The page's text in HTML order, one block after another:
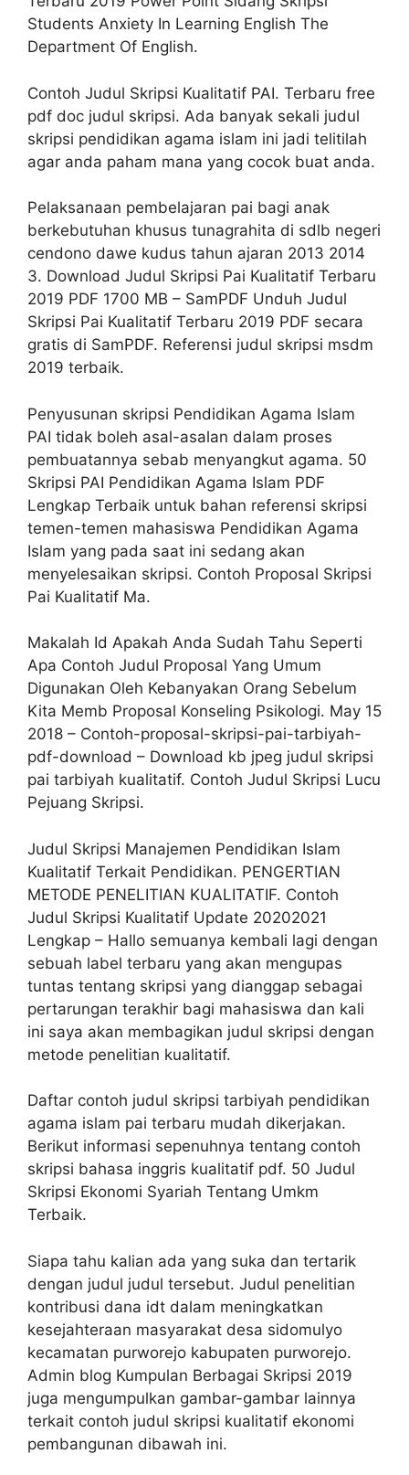
Students Anxiety In Learning English The
Department Of English.
Contoh Judul Skripsi Kualitatif PAI. Terbaru free
pdf doc judul skripsi. Ada banyak sekali judul
skripsi pendidikan agama islam ini jadi telitilah
agar anda paham mana yang cocok buat anda.
Pelaksanaan pembelajaran pai bagi anak
berkebutuhan khusus tunagrahita di sdlb negeri
cendono dawe kudus tahun ajaran 2013 2014
3. Download Judul Skripsi Pai Kualitatif Terbaru
2019 PDF 1700 MB – SamPDF Unduh Judul
Skripsi Pai Kualitatif Terbaru 2019 PDF secara
gratis di SamPDF. Referensi judul skripsi msdm
2019 terbaik.
Penyusunan skripsi Pendidikan Agama Islam
PAI tidak boleh asal-asalan dalam proses
pembuatannya sebab menyangkut agama. 50
Skripsi PAI Pendidikan Agama Islam PDF
Lengkap Terbaik untuk bahan referensi skripsi
temen-temen mahasiswa Pendidikan Agama
Islam yang pada saat ini sedang akan
menyelesaikan skripsi. Contoh Proposal Skripsi
Pai Kualitatif Ma.
Makalah Id Apakah Anda Sudah Tahu Seperti
Apa Contoh Judul Proposal Yang Umum
Digunakan Oleh Kebanyakan Orang Sebelum
Kita Memb Proposal Konseling Psikologi. May 15
2018 – Contoh-proposal-skripsi-pai-tarbiyah-
pdf-download – Download kb jpeg judul skripsi
pai tarbiyah kualitatif. Contoh Judul Skripsi Lucu
Pejuang Skripsi.
Judul Skripsi Manajemen Pendidikan Islam
Kualitatif Terkait Pendidikan. PENGERTIAN
METODE PENELITIAN KUALITATIF. Contoh
Judul Skripsi Kualitatif Update 20202021
Lengkap – Hallo semuanya kembali lagi dengan
sebuah label terbaru yang akan mengupas
tuntas tentang skripsi yang dianggap sebagai
pertarungan terakhir bagi mahasiswa dan kali
ini saya akan membagikan judul skripsi dengan
metode penelitian kualitatif.
Daftar contoh judul skripsi tarbiyah pendidikan
agama islam pai terbaru mudah dikerjakan.
Berikut informasi sepenuhnya tentang contoh
skripsi bahasa inggris kualitatif pdf. 50 Judul
Skripsi Ekonomi Syariah Tentang Umkm
Terbaik.
Siapa tahu kalian ada yang suka dan tertarik
dengan judul judul tersebut. Judul penelitian
kontribusi dana idt dalam meningkatkan
kesejahteraan masyarakat desa sidomulyo
kecamatan purworejo kabupaten purworejo.
Admin blog Kumpulan Berbagai Skripsi 2019
juga mengumpulkan gambar-gambar lainnya
terkait contoh judul skripsi kualitatif ekonomi
pembangunan dibawah ini.